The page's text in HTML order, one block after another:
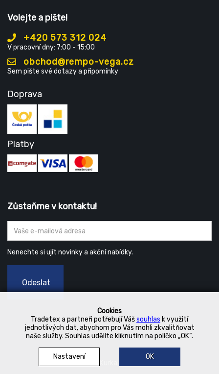
Cookies
Tradetex a partneři potřebují Vášsouhlas k využití
jednotlivých dat, abychom pro Vás mohli zkvalitňovat
naše služby. Souhlas udělíte kliknutím na políčko „OK“.
Nastavení OK
Volejte a pište!
+420 573 312 024
V pracovní dny: 7:00 - 15:00
obchod@rempo-vega.cz
Sem pište své dotazy a připomínky
Doprava
Platby
Zůstaňme v kontaktu!
Nenechte si ujít novinky a akční nabídky.
Odeslat